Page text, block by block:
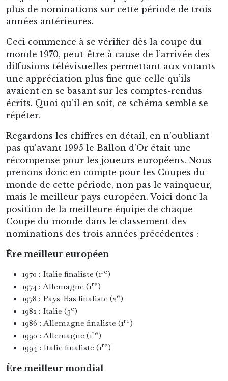
plus de nominations sur cette période de trois
années antérieures.
Ceci commence à se vérifier dès la coupe du
monde 1970, peut-être à cause de l’arrivée des
diffusions télévisuelles permettant aux votants
une appréciation plus fine que celle qu’ils
avaient en se basant sur les comptes-rendus
écrits. Quoi qu’il en soit, ce schéma semble se
répéter.
Regardons les chiffres en détail, en n’oubliant
pas qu’avant 1995 le Ballon d’Or était une
récompense pour les joueurs européens. Nous
prenons donc en compte pour les Coupes du
monde de cette période, non pas le vainqueur,
mais le meilleur pays européen. Voici donc la
position de la meilleure équipe de chaque
Coupe du monde dans le classement des
nominations des trois années précédentes :
Ère meilleur européen
1970 : Italie finaliste (1re)
1974 : Allemagne (1re)
1978 : Pays-Bas finaliste (2e)
1982 : Italie (3e)
1986 : Allemagne finaliste (1re)
1990 : Allemagne (1re)
1994 : Italie finaliste (1re)
Ère meilleur mondial